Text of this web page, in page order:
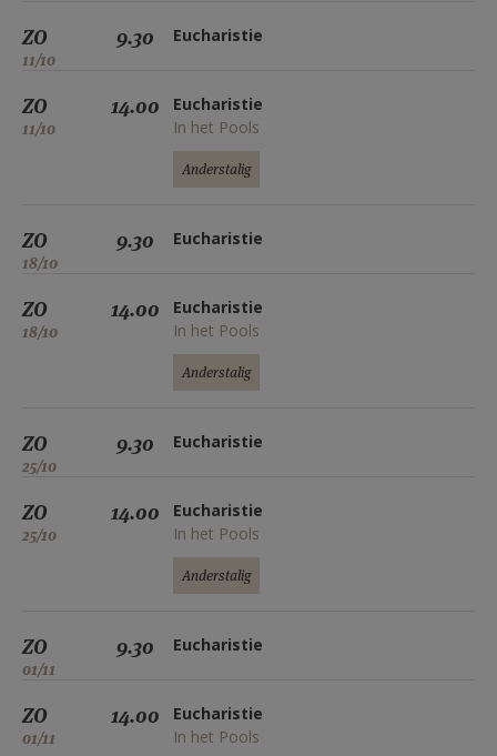
ZO
11/10
9.30 Eucharistie
ZO
11/10
14.00
Eucharistie
In het Pools
Anderstalig
ZO
18/10
9.30 Eucharistie
ZO
18/10
14.00
Eucharistie
In het Pools
Anderstalig
ZO
25/10
9.30 Eucharistie
ZO
25/10
14.00
Eucharistie
In het Pools
Anderstalig
ZO
01/11
9.30 Eucharistie
ZO
01/11
14.00
Eucharistie
In het Pools